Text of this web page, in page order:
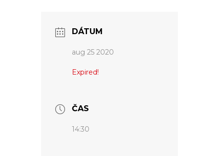
DÁTUM
aug 25 2020
Expired!
ČAS
14:30